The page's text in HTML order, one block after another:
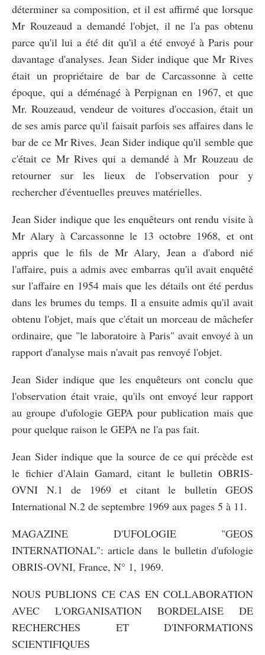
déterminer sa composition, et il est affirmé que lorsque
Mr Rouzeaud a demandé l'objet, il ne l'a pas obtenu
parce qu'il lui a été dit qu'il a été envoyé à Paris pour
davantage d'analyses. Jean Sider indique que Mr Rives
était un propriétaire de bar de Carcassonne à cette
époque, qui a déménagé à Perpignan en 1967, et que
Mr. Rouzeaud, vendeur de voitures d'occasion, était un
de ses amis parce qu'il faisait parfois ses affaires dans le
bar de ce Mr Rives. Jean Sider indique qu'il semble que
c'était ce Mr Rives qui a demandé à Mr Rouzeau de
retourner sur les lieux de l'observation pour y
rechercher d'éventuelles preuves matérielles.
Jean Sider indique que les enquêteurs ont rendu visite à
Mr Alary à Carcassonne le 13 octobre 1968, et ont
appris que le fils de Mr Alary, Jean a d'abord nié
l'affaire, puis a admis avec embarras qu'il avait enquêté
sur l'affaire en 1954 mais que les détails ont été perdus
dans les brumes du temps. Il a ensuite admis qu'il avait
obtenu l'objet, mais que c'était un morceau de mâchefer
ordinaire, que "le laboratoire à Paris" avait envoyé à un
rapport d'analyse mais n'avait pas renvoyé l'objet.
Jean Sider indique que les enquêteurs ont conclu que
l'observation était vraie, qu'ils ont envoyé leur rapport
au groupe d'ufologie GEPA pour publication mais que
pour quelque raison le GEPA ne l'a pas fait.
Jean Sider indique que la source de ce qui précède est
le fichier d'Alain Gamard, citant le bulletin OBRIS-
OVNI N.1 de 1969 et citant le bulletin GEOS
International N.2 de septembre 1969 aux pages 5 à 11.
MAGAZINE D'UFOLOGIE "GEOS
INTERNATIONAL": article dans le bulletin d'ufologie
OBRIS-OVNI, France, N° 1, 1969.
NOUS PUBLIONS CE CAS EN COLLABORATION
AVEC L'ORGANISATION BORDELAISE DE
RECHERCHES ET D'INFORMATIONS
SCIENTIFIQUES